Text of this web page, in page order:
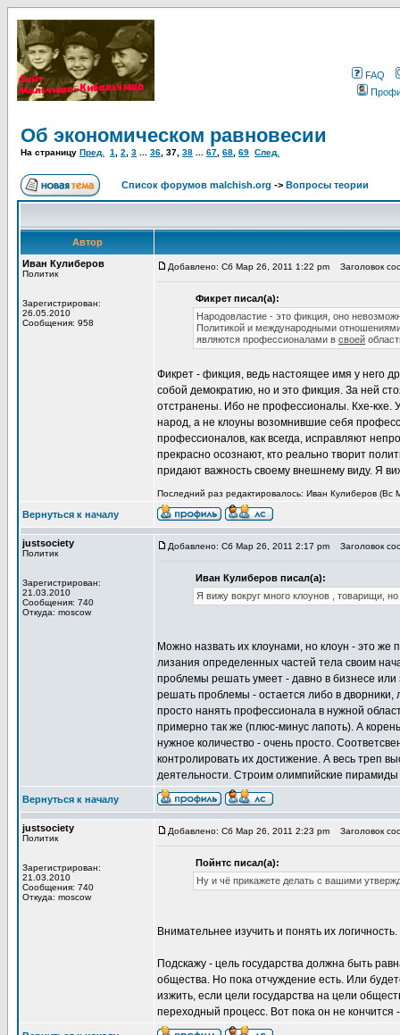
FAQ
Об экономическом равновесии
На страницу Пред. 1 2 3 36 37 38 67 68 69 След.
Список форумов malchish.org -> Вопросы теории
Автор
Иван Кулиберов
Политик
Зарегистрирован:
26.05.2010
Сообщения: 958
Добавлено: Сб Мар 26, 2011 1:22 pm Заголовок
Фикрет писал(а):
Народовластие - это фикция, оно
Политикой и международными
являются профессионалами в своей
Фикрет - фикция, ведь настоящее имя у него
собой демократию, но и это фикция. За ней
отстранены. Ибо не профессионалы. Кхе-кхе.
народ, а не клоуны возомнившие себя
профессионалов, как всегда, исправляют
прекрасно осознают, кто реально творит
придают важность своему внешнему виду. Я
Последний раз редактировалось: Иван Кулиберов (Вс
Вернуться к началу
justsociety
Политик
Зарегистрирован:
21.03.2010
Сообщения: 740
Откуда: moscow
Добавлено: Сб Мар 26, 2011 2:17 pm Заголовок
Иван Кулиберов писал(а):
Я вижу вокруг много клоунов , товарищи,
Можно назвать их клоунами, но клоун - это
лизания определенных частей тела своим
проблемы решать умеет - давно в бизнесе
решать проблемы - остается либо в дворники,
просто нанять профессионала в нужной
примерно так же (плюс-минус лапоть). А
нужное количество - очень просто.
контролировать их достижение. А весь треп
деятельности. Строим олимпийские
Вернуться к началу
justsociety
Политик
Зарегистрирован:
21.03.2010
Сообщения: 740
Откуда: moscow
Добавлено: Сб Мар 26, 2011 2:23 pm Заголовок
Пойнтс писал(а):
Ну и чё прикажете делать с вашими
Внимательнее изучить и понять их логичность.
Подскажу - цель государства должна быть
общества. Но пока отчуждение есть. Или
изжить, если цели государства на цели
переходный процесс. Вот пока он не